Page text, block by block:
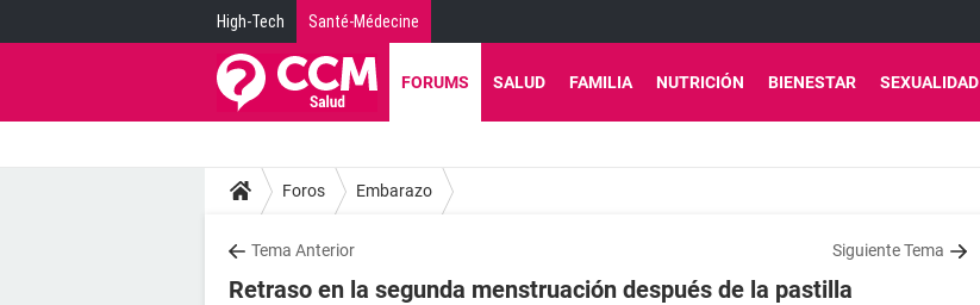
High-Tech Santé-Médecine
FORUMS SALUD FAMILIA NUTRICIÓN BIENESTAR SEXUALIDAD
Foros Embarazo
Tema Anterior Siguiente Tema
Retraso en la segunda menstruación después de la pastilla